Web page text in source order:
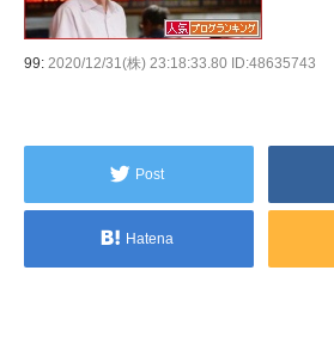
99: 2020/12/31(株) 23:18:33.80 ID:48635743
Post
Hatena